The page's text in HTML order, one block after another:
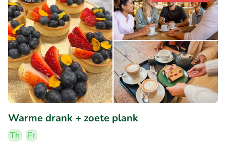
Warme drank + zoete plank
Th
Fr